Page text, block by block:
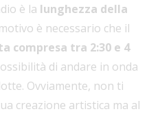
è la lunghezza della
è necessario che il
compresa tra 2:30 e 4
di andare in onda
Ovviamente, non ti
creazione artistica ma al